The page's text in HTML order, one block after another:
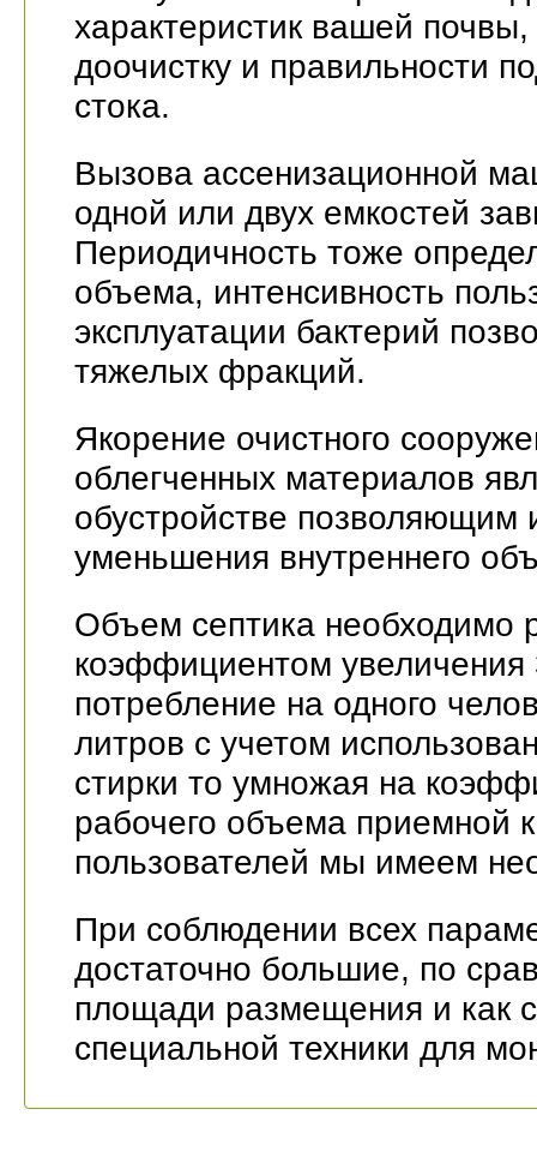
характеристик вашей
доочистку и правильности
стока.
Вызова ассенизационной
одной или двух емкостей
Периодичность тоже
объема, интенсивность
эксплуатации бактерий
тяжелых фракций.
Якорение очистного
облегченных материалов
обустройстве позволяющим
уменьшения внутреннего
Объем септика необходимо
коэффициентом увеличения
потребление на одного
литров с учетом
стирки то умножая на
рабочего объема приемной
пользователей мы имеем
При соблюдении всех
достаточно большие, по
площади размещения и как
специальной техники для